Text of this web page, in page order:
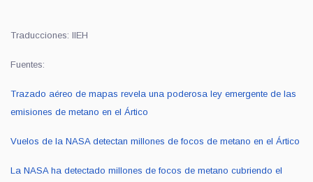
Traducciones: IIEH
Fuentes:
Trazado aéreo de mapas revela una poderosa ley emergente de las
emisiones de metano en el Ártico
Vuelos de la NASA detectan millones de focos de metano en el Ártico
La NASA ha detectado millones de focos de metano cubriendo el